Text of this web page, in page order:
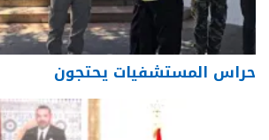
حراس المستشفيات يحتجون